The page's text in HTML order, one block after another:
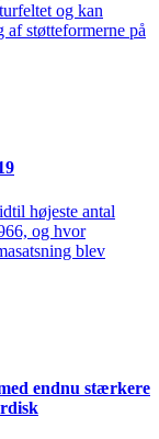
og kan
støtteformerne på
højeste antal
og hvor
blev
endnu stærkere